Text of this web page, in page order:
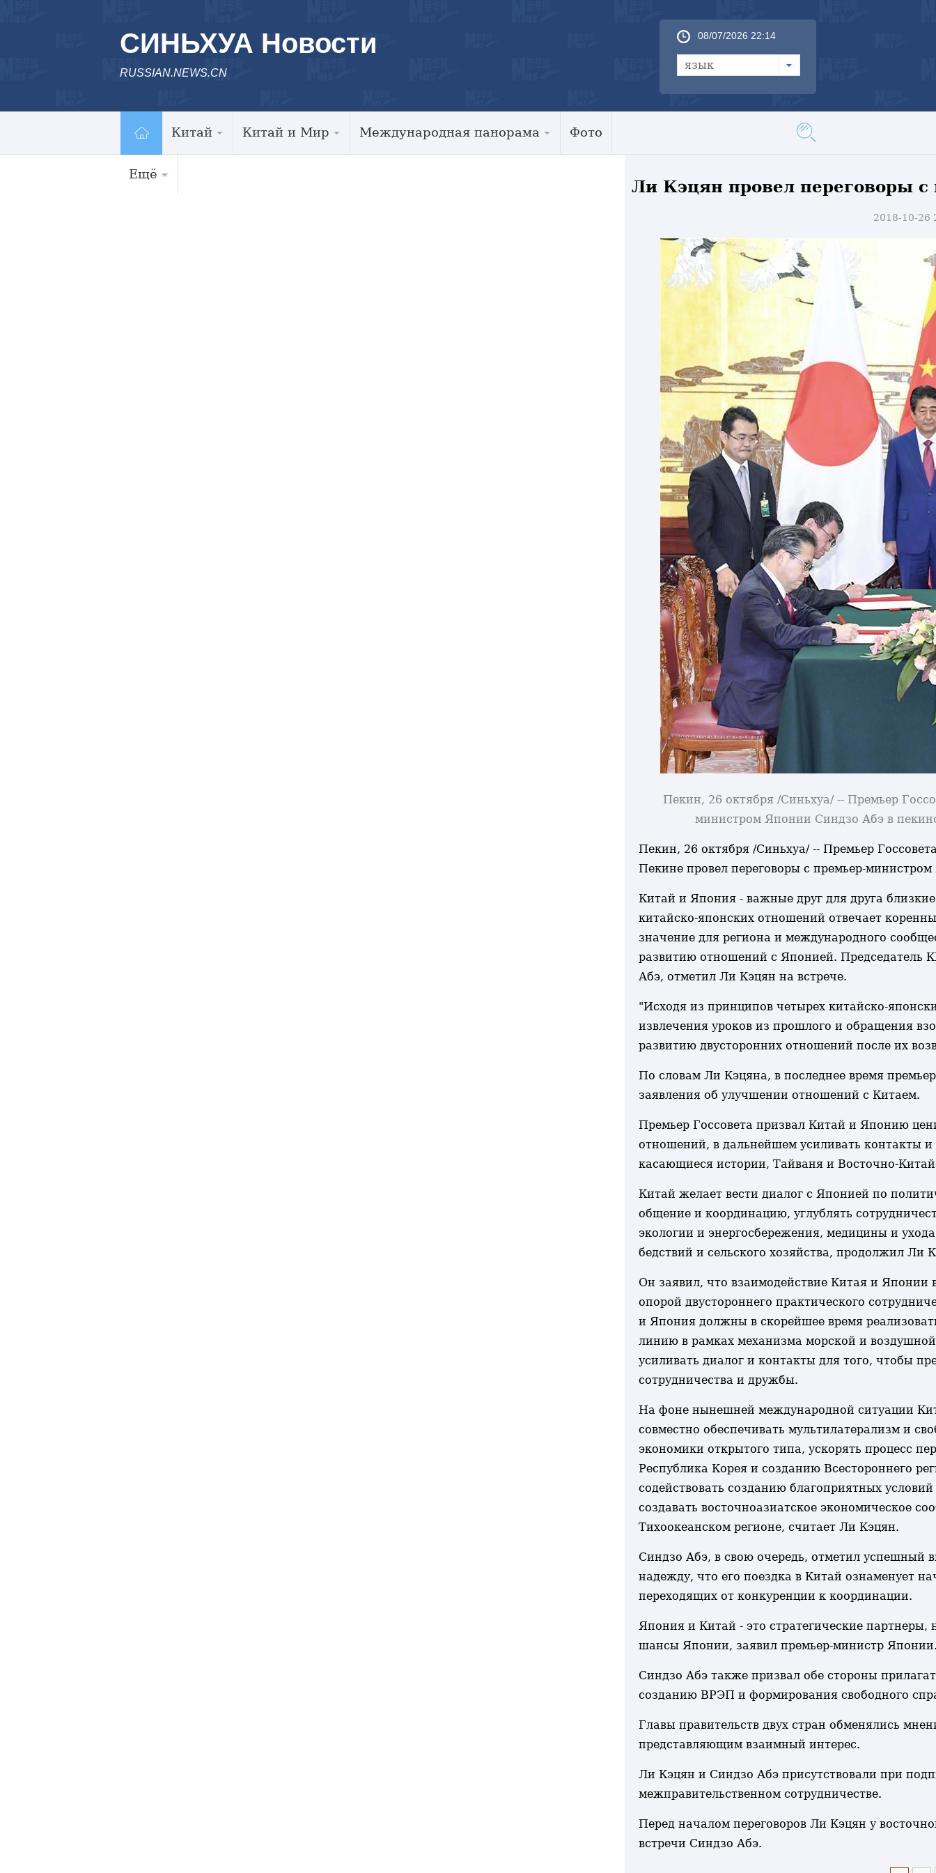
СИНЬХУА Новости
RUSSIAN.NEWS.CN
08/07/2026 22:14
язык
Китай Китай и Мир Международная панорама Фото
Ещё
Ли Кэцян провел переговоры
2018-10-26
Пекин, 26 октября /Синьхуа/ -- Премьер
министром Японии Синдзо Абэ в
Пекин, 26 октября /Синьхуа/ -- Премьер
Пекине провел переговоры с премьер-
Китай и Япония - важные друг для друга
китайско-японских отношений отвечает
значение для региона и международного
развитию отношений с Японией. Председатель
Абэ, отметил Ли Кэцян на встрече.
"Исходя из принципов четырех китайско-
извлечения уроков из прошлого и обращения
развитию двусторонних отношений после их
По словам Ли Кэцяна, в последнее время
заявления об улучшении отношений с Китаем.
Премьер Госсовета призвал Китай и Японию
отношений, в дальнейшем усиливать контакты
касающиеся истории, Тайваня и Восточно-
Китай желает вести диалог с Японией по
общение и координацию, углублять
экологии и энергосбережения, медицины и
бедствий и сельского хозяйства, продолжил Ли
Он заявил, что взаимодействие Китая и Японии
опорой двустороннего практического
и Япония должны в скорейшее время
линию в рамках механизма морской и
усиливать диалог и контакты для того, чтобы
сотрудничества и дружбы.
На фоне нынешней международной ситуации
совместно обеспечивать мультилатерализм и
экономики открытого типа, ускорять процесс
Республика Корея и созданию Всестороннего
содействовать созданию благоприятных
создавать восточноазиатское экономическое
Тихоокеанском регионе, считает Ли Кэцян.
Синдзо Абэ, в свою очередь, отметил успешный
надежду, что его поездка в Китай ознаменует
переходящих от конкуренции к координации.
Япония и Китай - это стратегические
шансы Японии, заявил премьер-министр
Синдзо Абэ также призвал обе стороны
созданию ВРЭП и формирования свободного
Главы правительств двух стран обменялись
представляющим взаимный интерес.
Ли Кэцян и Синдзо Абэ присутствовали при
межправительственном сотрудничестве.
Перед началом переговоров Ли Кэцян у
встречи Синдзо Абэ.